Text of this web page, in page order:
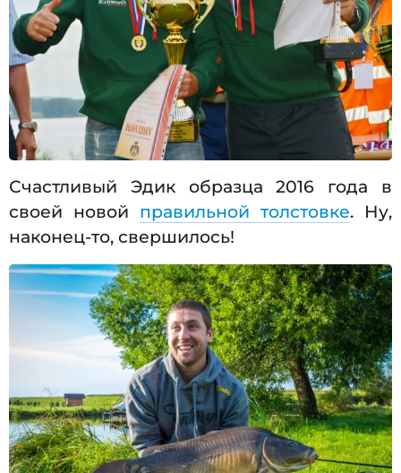
Счастливый Эдик образца 2016 года в
своей новой правильной толстовке. Ну,
наконец-то, свершилось!